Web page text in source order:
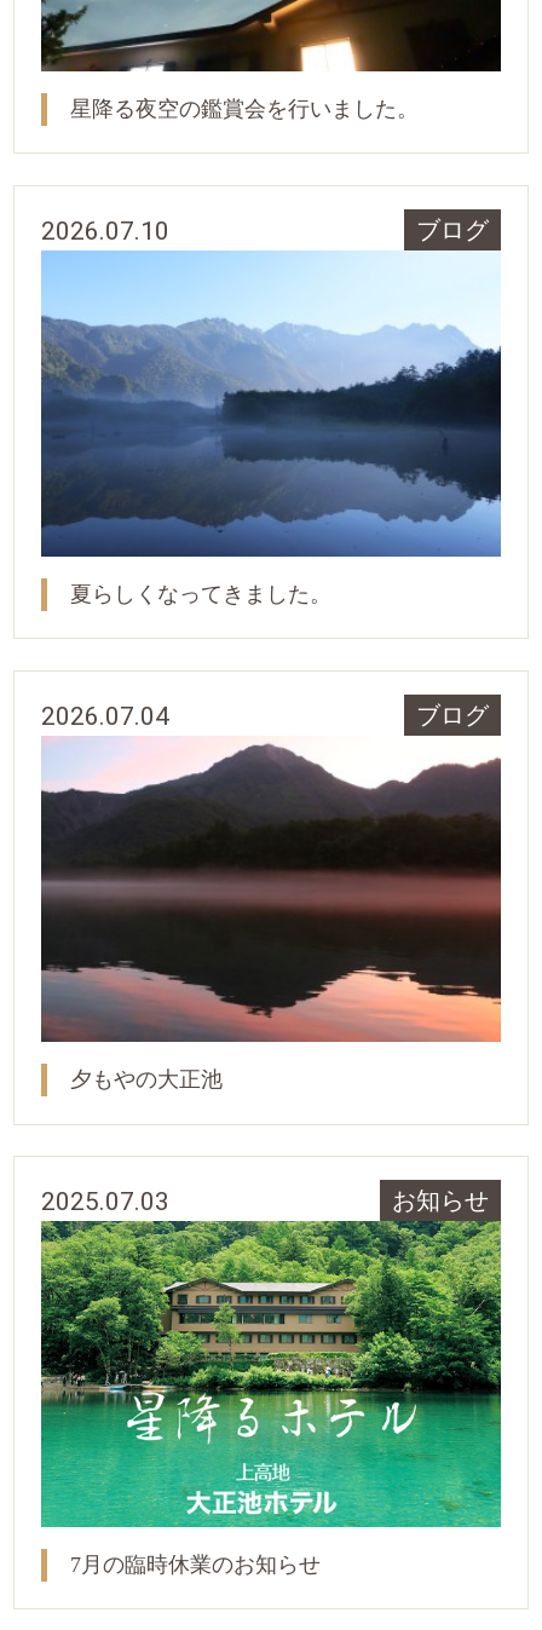
星降る夜空の鑑賞会を行いました。
2026.07.10 ブログ
夏らしくなってきました。
2026.07.04 ブログ
夕もやの大正池
2025.07.03 お知らせ
7月の臨時休業のお知らせ